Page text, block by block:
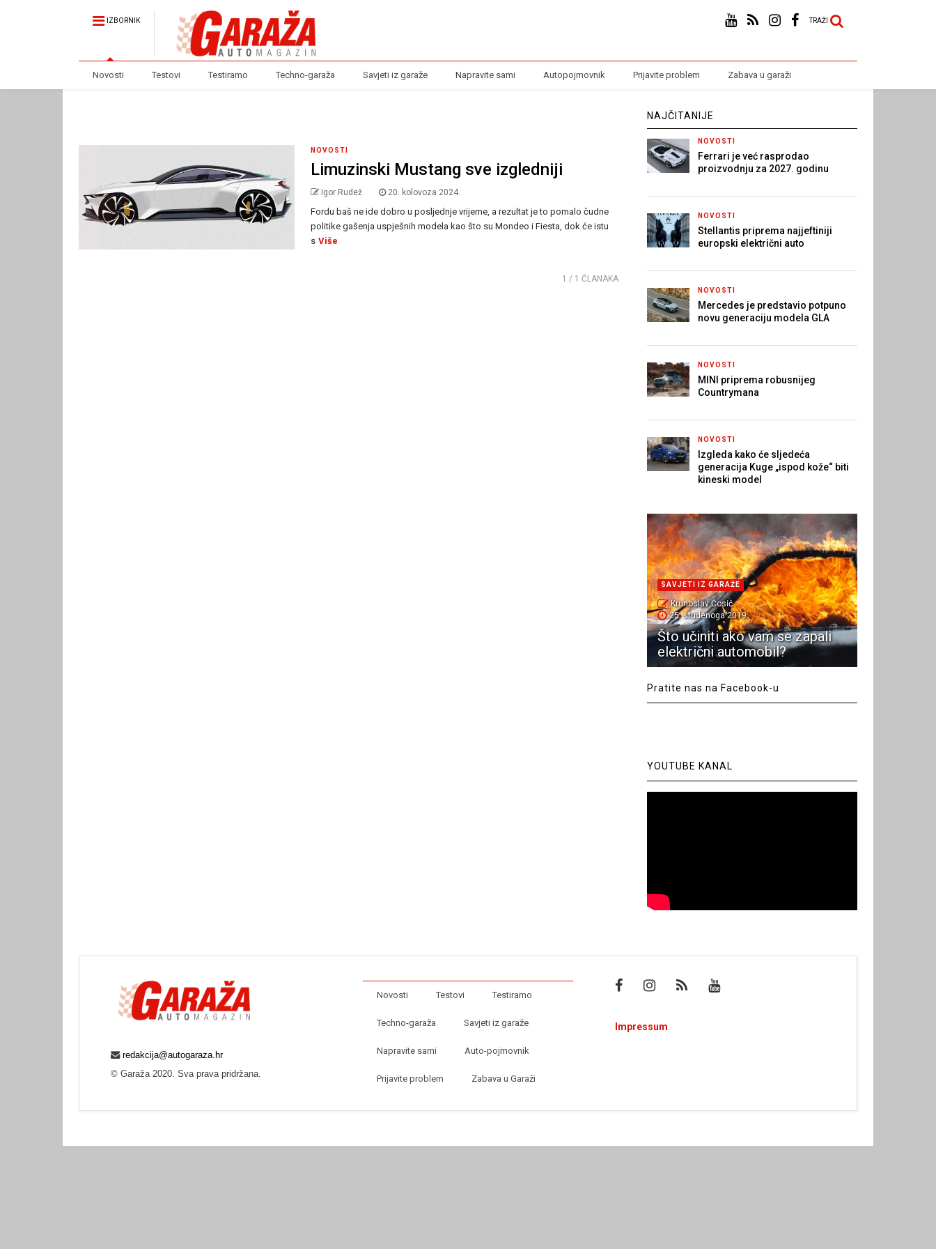
IZBORNIK TRAŽI
Novosti Testovi Testiramo Techno-garaža Savjeti iz garaže Napravite sami Autopojmovnik Prijavite problem Zabava u garaži
NOVOSTI
Limuzinski Mustang sve izgledniji
Igor Rudež 20. kolovoza 2024.
Fordu baš ne ide dobro u posljednje vrijeme, a rezultat je to pomalo čudne
politike gašenja uspješnih modela kao što su Mondeo i Fiesta, dok će istu
s Više
1 / 1 ČLANAKA
NAJČITANIJE
NOVOSTI
Ferrari je već rasprodao
proizvodnju za 2027. godinu
NOVOSTI
Stellantis priprema najjeftiniji
europski električni auto
NOVOSTI
Mercedes je predstavio potpuno
novu generaciju modela GLA
NOVOSTI
MINI priprema robusnijeg
Countrymana
NOVOSTI
Izgleda kako će sljedeća
generacija Kuge „ispod kože“ biti
kineski model
SAVJETI IZ GARAŽE
Krunoslav Ćosić
25. studenoga 2019.
Što učiniti ako vam se zapali
električni automobil?
Pratite nas na Facebook-u
YOUTUBE KANAL
redakcija@autogaraza.hr
© Garaža 2020. Sva prava pridržana.
Novosti Testovi Testiramo
Techno-garaža Savjeti iz garaže
Napravite sami Auto-pojmovnik
Prijavite problem Zabava u Garaži
Impressum